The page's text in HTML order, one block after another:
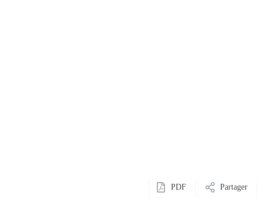
PDF Partager